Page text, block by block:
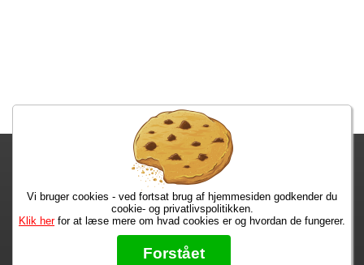
Fragtgebyret er DKK 59,95 • Fragtgebyret bortfalder ved køb over
DKK 299,00
Bestiller du inden kl. 13:00 har du dine varer i morgen!
Max 50 kr. Bøger til en 🐕
★★★★★
Læs hvad vores kunder siger om os på Trustpilot
Vi bruger cookies - ved fortsat brug af hjemmesiden godkender du
cookie- og privatlivspolitikken.
Klik herfor at læse mere om hvad cookies er og hvordan de fungerer.
Forstået